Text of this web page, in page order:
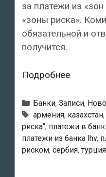
за платежи из
«зоны риска».
обязательной и
получится.
ПодробнееБанк
вводит
100-
евровую
за
Рубрики
Банки, Записи,
Тэги
армения, казахстан,
риска", платежи в банк
платежи из банка lhv,
риском, сербия,турция